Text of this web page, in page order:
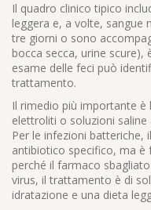
Il quadro clinico tipico
leggera e, a volte, sangue
tre giorni o sono
bocca secca, urine scure),
esame delle feci può
trattamento.
Il rimedio più importante è
elettroliti o soluzioni saline
Per le infezioni batteriche,
antibiotico specifico, ma
perché il farmaco
virus, il trattamento è di
idratazione e una dieta